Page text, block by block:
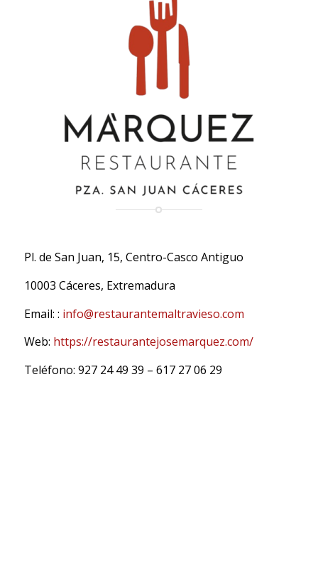
Pl. de San Juan, 15, Centro-Casco Antiguo
10003 Cáceres, Extremadura
Email: : info@restaurantemaltravieso.com
Web: https://restaurantejosemarquez.com/
Teléfono: 927 24 49 39 – 617 27 06 29